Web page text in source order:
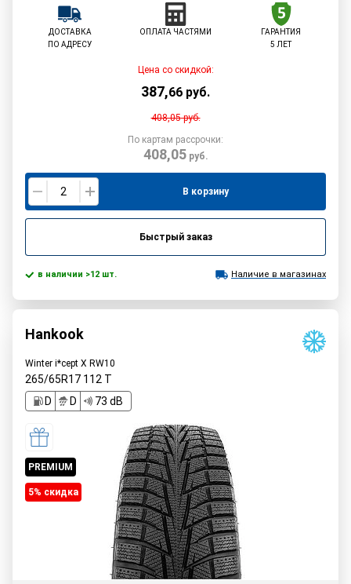
ДОСТАВКА
ПО АДРЕСУ
ОПЛАТА ЧАСТЯМИ
ГАРАНТИЯ
5 ЛЕТ
Цена со скидкой:
387,66 руб.
408,05руб.
По картам рассрочки:
408,05руб.
В корзину
Быстрый заказ
в наличии >12 шт. Наличие в магазинах
Hankook
Winter i*cept X RW10
265/65R17 112 T
D
D 73 dB
PREMIUM
5% cкидка